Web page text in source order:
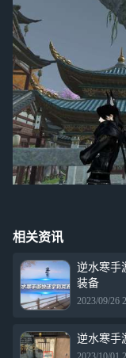
相关资讯
逆水寒手
装备
2023/09/26
逆水寒手